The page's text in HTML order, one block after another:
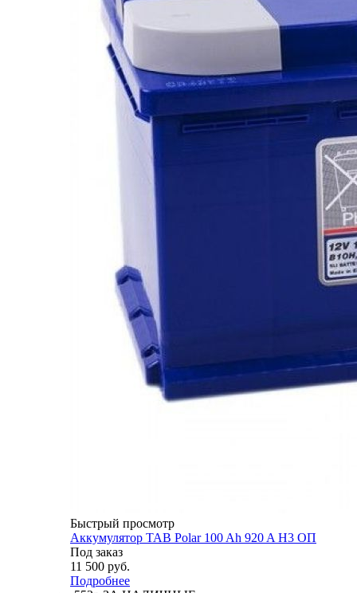
Быстрый просмотр
Аккумулятор TAB Polar 100 Ah 920 A H3 ОП
Под заказ
11 500 руб.
Подробнее